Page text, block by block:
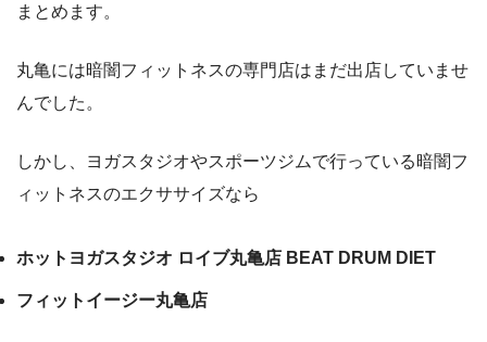
まとめます。
丸亀には暗闇フィットネスの専門店はまだ出店していませ
んでした。
しかし、ヨガスタジオやスポーツジムで行っている暗闇フ
ィットネスのエクササイズなら
ホットヨガスタジオ ロイブ丸亀店 BEAT DRUM DIET
フィットイージー丸亀店